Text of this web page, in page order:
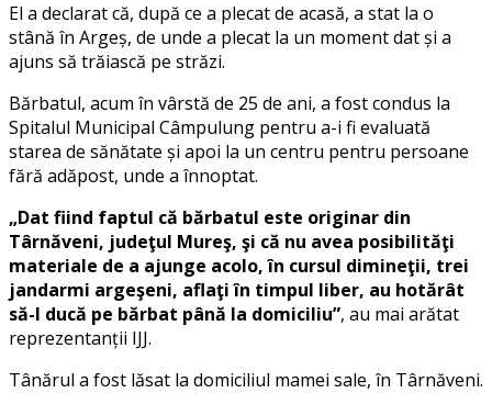
El a declarat că, după ce a plecat de acasă, a stat la o
stână în Argeș, de unde a plecat la un moment dat și a
ajuns să trăiască pe străzi.
Bărbatul, acum în vârstă de 25 de ani, a fost condus la
Spitalul Municipal Câmpulung pentru a-i fi evaluată
starea de sănătate și apoi la un centru pentru persoane
fără adăpost, unde a înnoptat.
„Dat fiind faptul că bărbatul este originar din
Târnăveni, judeţul Mureş, şi că nu avea posibilităţi
materiale de a ajunge acolo, în cursul dimineţii, trei
jandarmi argeşeni, aflaţi în timpul liber, au hotărât
să-l ducă pe bărbat până la domiciliu”, au mai arătat
reprezentanții IJJ.
Tânărul a fost lăsat la domiciliul mamei sale, în Târnăveni.